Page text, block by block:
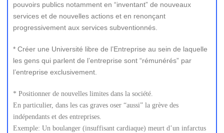
pouvoirs publics notamment en “inventant” de nouveaux
services et de nouvelles actions et en renonçant
progressivement aux services subventionnés.
* Créer une Université libre de l’Entreprise au sein de laquelle
les gens qui parlent de l’entreprise sont “rémunérés” par
l’entreprise exclusivement.
* Positionner de nouvelles limites dans la société.
En particulier, dans les cas graves oser “aussi” la grève des
indépendants et des entreprises.
Exemple: Un boulanger (insuffisant cardiaque) meurt d’un infarctus